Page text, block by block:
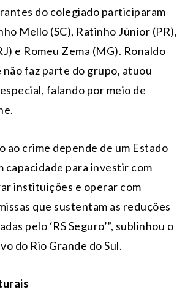
do colegiado participaram
Mello (SC), Ratinho Júnior (PR),
e Romeu Zema (MG). Ronaldo
não faz parte do grupo, atuou
falando por meio de
ao crime depende de um Estado
capacidade para investir com
instituições e operar com
que sustentam as reduções
pelo ‘RS Seguro’”, sublinhou o
do Rio Grande do Sul.